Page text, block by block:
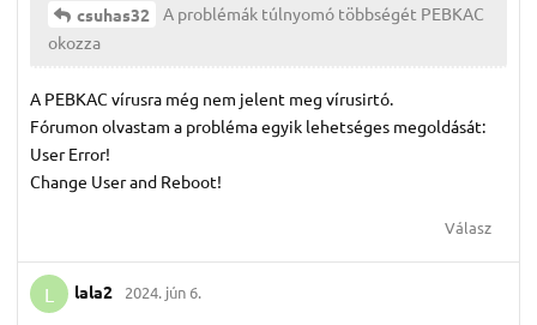
csuhas32
A problémák túlnyomó többségét PEBKAC
okozza
A PEBKAC vírusra még nem jelent meg vírusirtó.
Fórumon olvastam a probléma egyik lehetséges megoldását:
User Error!
Change User and Reboot!
Válasz
L lala2 2024. jún 6.